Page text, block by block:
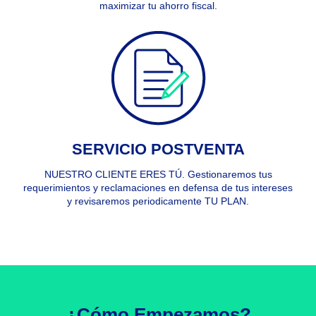
maximizar tu ahorro fiscal.
SERVICIO POSTVENTA
NUESTRO CLIENTE ERES TÚ. Gestionaremos tus
requerimientos y reclamaciones en defensa de tus intereses
y revisaremos periodicamente TU PLAN.